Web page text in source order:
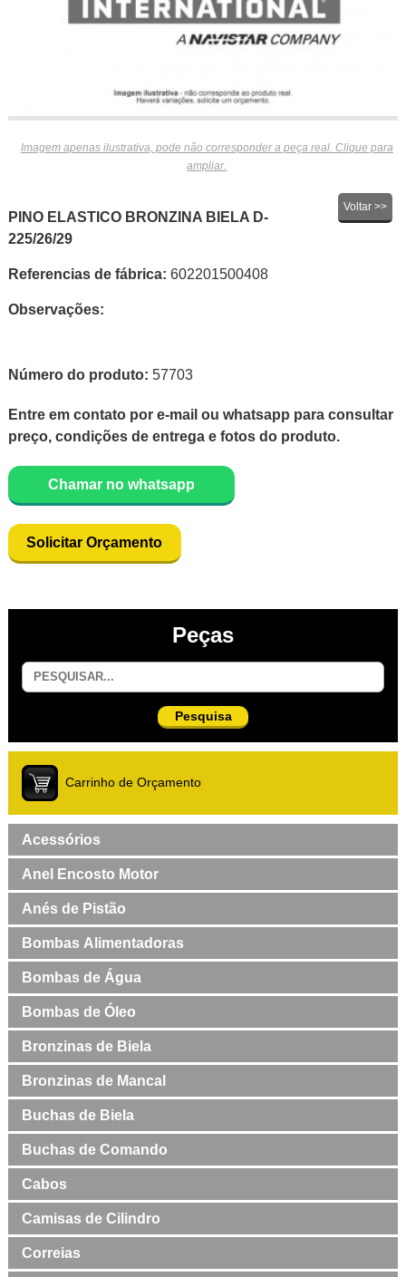
Imagem apenas ilustrativa, pode não corresponder a peça real. Clique para
ampliar.
Voltar >>
PINO ELASTICO BRONZINA BIELA D-
225/26/29
Referencias de fábrica: 602201500408
Observações:
Número do produto: 57703
Entre em contato por e-mail ou whatsapp para consultar
preço, condições de entrega e fotos do produto.
Chamar no whatsapp
Solicitar Orçamento
Peças
Pesquisa
Carrinho de Orçamento
Acessórios
Anel Encosto Motor
Anés de Pistão
Bombas Alimentadoras
Bombas de Água
Bombas de Óleo
Bronzinas de Biela
Bronzinas de Mancal
Buchas de Biela
Buchas de Comando
Cabos
Camisas de Cilindro
Correias